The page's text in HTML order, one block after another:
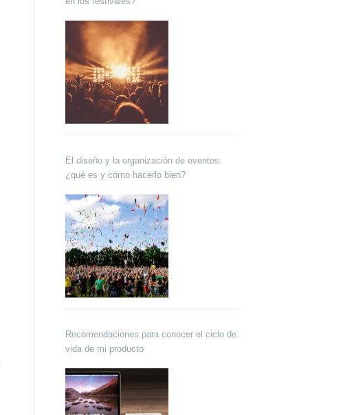
El diseño y la organización de eventos:
¿qué es y cómo hacerlo bien?
Recomendaciones para conocer el ciclo de
vida de mi producto